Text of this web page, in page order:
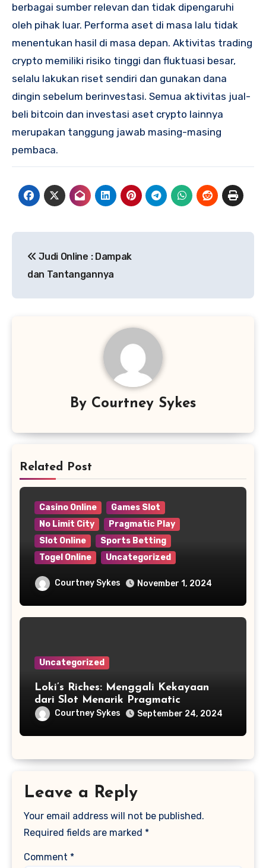
berbagai sumber relevan dan tidak dipengaruhi
oleh pihak luar. Performa aset di masa lalu tidak
menentukan hasil di masa depan. Aktivitas trading
crypto memiliki risiko tinggi dan fluktuasi besar,
selalu lakukan riset sendiri dan gunakan dana
dingin sebelum berinvestasi. Semua aktivitas jual-
beli bitcoin dan investasi aset crypto lainnya
merupakan tanggung jawab masing-masing
pembaca.
navigation
Judi Online : Dampak
dan Tantangannya
By Courtney Sykes
Related Post
Casino Online
Games Slot
No Limit City
Pragmatic Play
Slot Online
Sports Betting
Togel Online
Uncategorized
Judi Online : Dampak dan
Tantangannya
Courtney Sykes November 1, 2024
Uncategorized
Loki’s Riches: Menggali Kekayaan
dari Slot Menarik Pragmatic
Courtney Sykes September 24, 2024
Leave a Reply
Your email address will not be published.
Required fields are marked *
Comment *